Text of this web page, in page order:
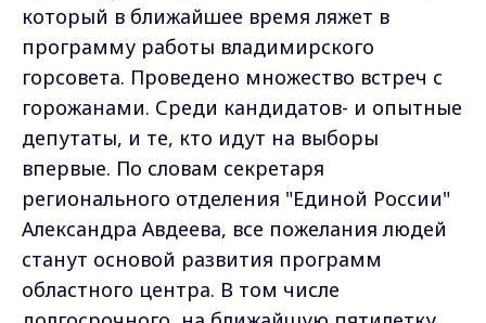
который в ближайшее время ляжет в
программу работы владимирского
горсовета. Проведено множество встреч с
горожанами. Среди кандидатов- и опытные
депутаты, и те, кто идут на выборы
впервые. По словам секретаря
регионального отделения "Единой России"
Александра Авдеева, все пожелания людей
станут основой развития программ
областного центра. В том числе